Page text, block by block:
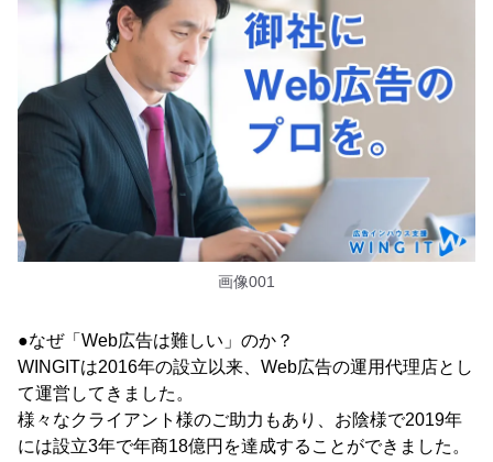
画像001
●なぜ「Web広告は難しい」のか？
WINGITは2016年の設立以来、Web広告の運用代理店とし
て運営してきました。
様々なクライアント様のご助力もあり、お陰様で2019年
には設立3年で年商18億円を達成することができました。